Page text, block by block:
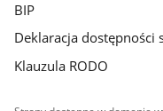
BIP
Deklaracja dostępności
Klauzula RODO